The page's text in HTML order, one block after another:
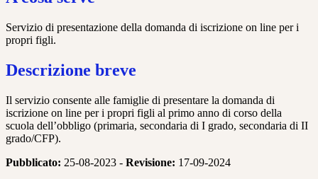
Servizio di presentazione della domanda di iscrizione on line per i
propri figli.
Descrizione breve
Il servizio consente alle famiglie di presentare la domanda di
iscrizione on line per i propri figli al primo anno di corso della
scuola dell’obbligo (primaria, secondaria di I grado, secondaria di II
grado/CFP).
Pubblicato: 25-08-2023 - Revisione: 17-09-2024